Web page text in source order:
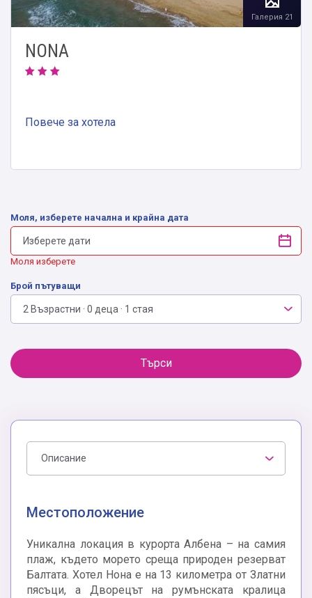
NONA
Повече за хотела
Галерия 21
Моля, изберете начална и крайна дата
Моля изберете
Брой пътуващи
2 Възрастни · 0 деца · 1 стая
Търси
Описание
Местоположение
Уникална локация в курорта Албена – на самия
плаж, където морето среща природен резерват
Балтата. Хотел Нона е на 13 километра от Златни
пясъци, а Дворецът на румънската кралица